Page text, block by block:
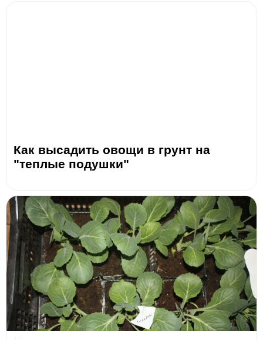
Как высадить овощи в грунт на
"теплые подушки"